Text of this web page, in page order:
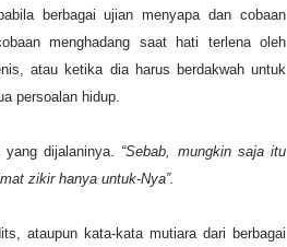
berbagai ujian menyapa dan cobaan
menghadang saat hati terlena oleh
atau ketika dia harus berdakwah untuk
persoalan hidup.
dijalaninya. “Sebab, mungkin saja itu
zikir hanya untuk-Nya”.
ataupun kata-kata mutiara dari berbagai